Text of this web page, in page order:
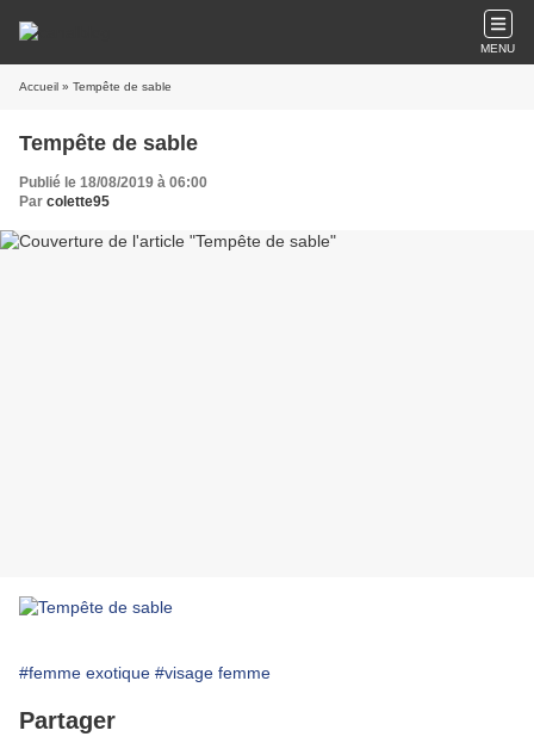
MENU
Accueil » Tempête de sable
Tempête de sable
Publié le 18/08/2019 à 06:00
Par colette95
#femme exotique #visage femme
Partager